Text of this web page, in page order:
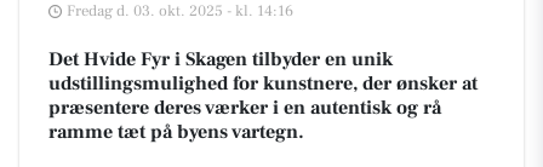
Fredag d. 03. okt. 2025 - kl. 14:16
Det Hvide Fyr i Skagen tilbyder en unik
udstillingsmulighed for kunstnere, der ønsker at
præsentere deres værker i en autentisk og rå
ramme tæt på byens vartegn.